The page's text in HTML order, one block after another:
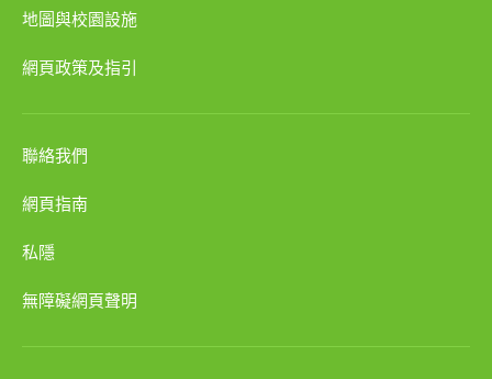
地圖與校園設施
網頁政策及指引
聯絡我們
網頁指南
私隱
無障礙網頁聲明